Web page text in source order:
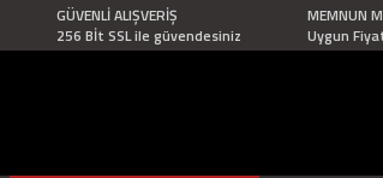
GÜVENLİ ALIŞVERİŞ
256 Bİt SSL ile güvendesiniz
MEMNUN
Uygun